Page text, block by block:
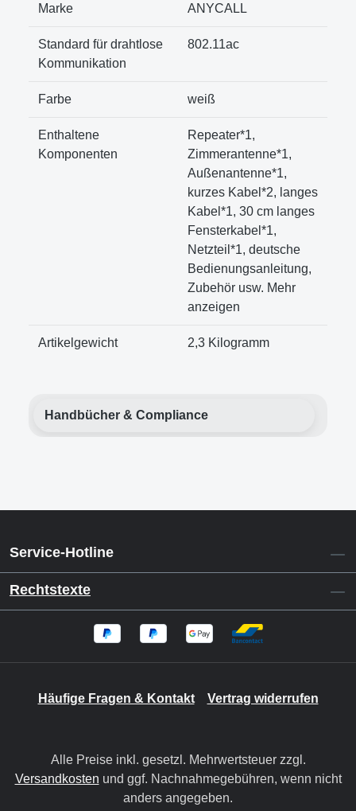
Marke ANYCALL
Standard für drahtlose
Kommunikation
802.11ac
Farbe weiß
Enthaltene
Komponenten
Repeater*1,
Zimmerantenne*1,
Außenantenne*1,
kurzes Kabel*2, langes
Kabel*1, 30 cm langes
Fensterkabel*1,
Netzteil*1, deutsche
Bedienungsanleitung,
Zubehör usw. Mehr
anzeigen
Artikelgewicht 2,3 Kilogramm
Handbücher & Compliance
Service-Hotline
Rechtstexte
Häufige Fragen & Kontakt Vertrag widerrufen
Alle Preise inkl. gesetzl. Mehrwertsteuer zzgl.
Versandkosten und ggf. Nachnahmegebühren, wenn nicht
anders angegeben.